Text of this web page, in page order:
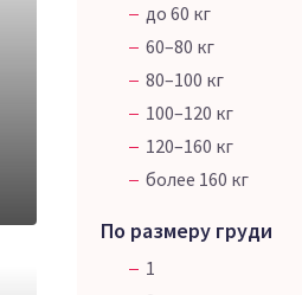
до 60 кг
60–80 кг
80–100 кг
100–120 кг
120–160 кг
более 160 кг
По размеру груди
1